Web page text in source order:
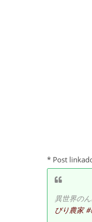
* Post
異世界の
びり農家 #